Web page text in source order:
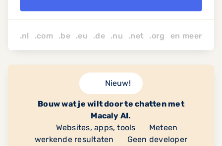
.nl .com .be .eu .de .nu .net .org en meer
Nieuw!
Bouw wat je wilt door te chatten met
Macaly AI.
Websites, apps, tools
Meteen
werkende resultaten
Geen developer